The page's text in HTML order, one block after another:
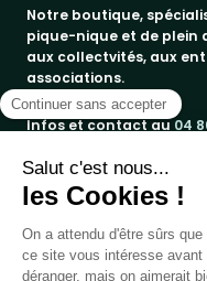
Notre boutique,
pique-nique et de plein
aux collectvités, aux
associations.
Infos et contact au04
Produits
bancs publics
Notre société